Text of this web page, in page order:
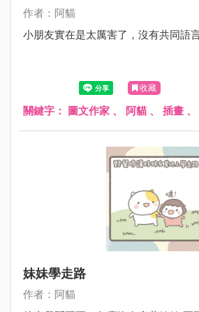
作者：阿貓
小朋友實在是太厲害了，沒有共同語
收藏
關鍵字： 圖文作家 、 阿貓 、 插畫 、
妹妹學走路
作者：阿貓